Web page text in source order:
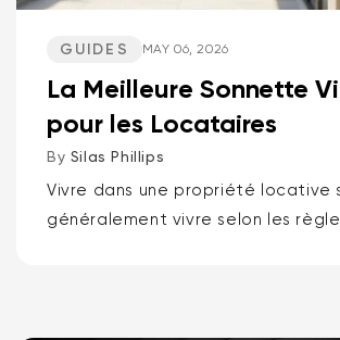
GUIDES MAY 06, 2026
La Meilleure Sonnette
pour les Locataires
By Silas Phillips
Vivre dans une propriété locative
généralement vivre selon les